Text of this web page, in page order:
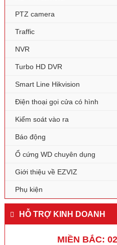
PTZ camera
Traffic
NVR
Turbo HD DVR
Smart Line Hikvision
Điện thoại gọi cửa có hình
Kiểm soát vào ra
Báo động
Ổ cứng WD chuyên dụng
Giới thiệu về EZVIZ
Phụ kiện
HỖ TRỢ KINH DOANH
MIỀN BẮC: